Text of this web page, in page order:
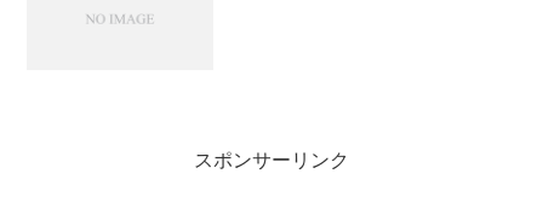
スポンサーリンク